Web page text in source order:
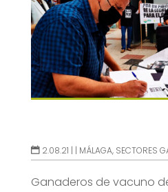
2.08.21 | | MÁLAGA, SECTORES
Ganaderos de vacuno